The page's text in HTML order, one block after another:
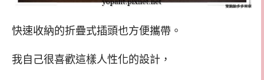
快速收納的折疊式插頭也方便攜帶。
我自己很喜歡這樣人性化的設計，